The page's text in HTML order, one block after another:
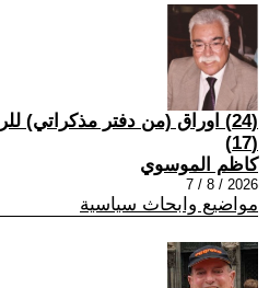
(24) اوراق (من دفتر مذكراتي)
(17)
كاظم الموسوي
2026 / 8 / 7
مواضيع وابحاث سياسية